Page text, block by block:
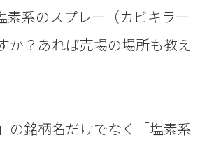
素系のスプレー（カビキラー
か？あれば売場の場所も教え
の銘柄名だけでなく「塩素系